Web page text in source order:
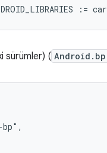
:= car
sürümler) ( Android.bp